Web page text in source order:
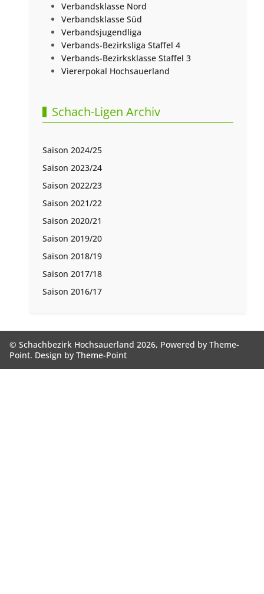
Verbandsklasse Nord
Verbandsklasse Süd
Verbandsjugendliga
Verbands-Bezirksliga Staffel 4
Verbands-Bezirksklasse Staffel 3
Viererpokal Hochsauerland
Schach-Ligen Archiv
Saison 2024/25
Saison 2023/24
Saison 2022/23
Saison 2021/22
Saison 2020/21
Saison 2019/20
Saison 2018/19
Saison 2017/18
Saison 2016/17
© Schachbezirk Hochsauerland 2026, Powered byTheme-
Point. Design byTheme-Point